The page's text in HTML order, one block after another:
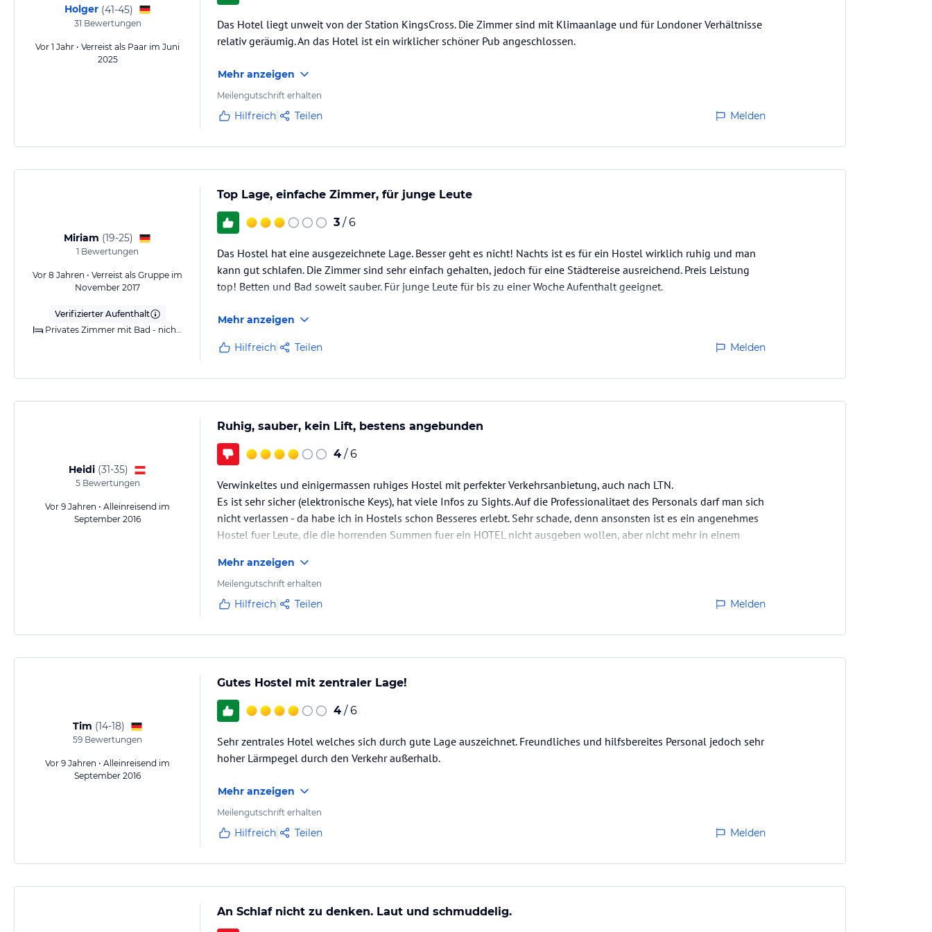
Holger (41-45)
31 Bewertungen
Vor 1 Jahr • Verreist als Paar im Juni
2025
Das Hotel liegt unweit von der Station KingsCross. Die Zimmer sind mit Klimaanlage und für Londoner Verhältnisse
relativ geräumig. An das Hotel ist ein wirklicher schöner Pub angeschlossen.
Mehr anzeigen
Meilengutschrift erhalten
Hilfreich Teilen Melden
Miriam (19-25)
1 Bewertungen
Vor 8 Jahren • Verreist als Gruppe im
November 2017
Verifizierter Aufenthalt
Privates Zimmer mit Bad - nicht kostenfrei stornierbar
Top Lage, einfache Zimmer, für junge Leute
3 / 6
Das Hostel hat eine ausgezeichnete Lage. Besser geht es nicht! Nachts ist es für ein Hostel wirklich ruhig und man
kann gut schlafen. Die Zimmer sind sehr einfach gehalten, jedoch für eine Städtereise ausreichend. Preis Leistung
top! Betten und Bad soweit sauber. Für junge Leute für bis zu einer Woche Aufenthalt geeignet.
Mehr anzeigen
Hilfreich Teilen Melden
Heidi (31-35)
5Bewertungen
Vor 9 Jahren • Alleinreisend im
September 2016
Ruhig, sauber, kein Lift, bestens angebunden
4 / 6
Verwinkeltes und einigermassen ruhiges Hostel mit perfekter Verkehrsanbietung, auch nach LTN.
Es ist sehr sicher (elektronische Keys), hat viele Infos zu Sights. Auf die Professionalitaet des Personals darf man sich
nicht verlassen - da habe ich in Hostels schon Besseres erlebt. Sehr schade, denn ansonsten ist es ein angenehmes
Hostel fuer Leute, die die horrenden Summen fuer ein HOTEL nicht ausgeben wollen, aber nicht mehr in einem
Mehr anzeigen
Meilengutschrift erhalten
Hilfreich Teilen Melden
Tim (14-18)
59 Bewertungen
Vor 9 Jahren • Alleinreisend im
September 2016
Gutes Hostel mit zentraler Lage!
4 / 6
Sehr zentrales Hotel welches sich durch gute Lage auszeichnet. Freundliches und hilfsbereites Personal jedoch sehr
hoher Lärmpegel durch den Verkehr außerhalb.
Mehr anzeigen
Meilengutschrift erhalten
Hilfreich Teilen Melden
An Schlaf nicht zu denken. Laut und schmuddelig.